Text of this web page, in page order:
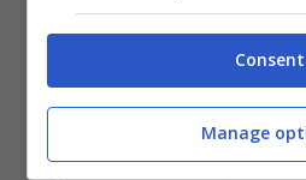
L’impressione è che inViale
fine si possa puntare
, visto che l’ex
Stoke City, fra le altre,
Consent
Manage